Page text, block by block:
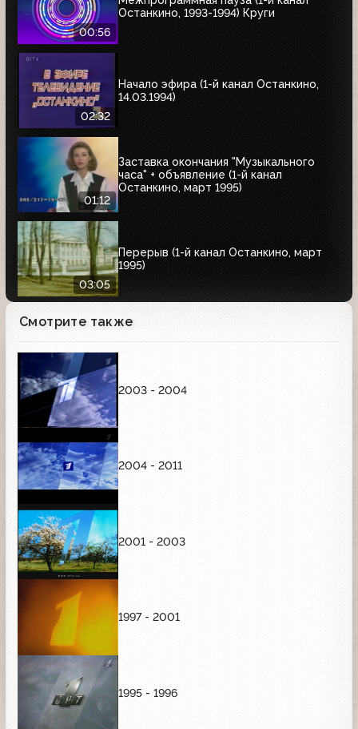
00:56
Останкино, 1993-1994) Круги
02:32
Начало эфира (1-й канал Останкино,
14.03.1994)
01:12
Заставка окончания "Музыкального
часа" + объявление (1-й канал
Останкино, март 1995)
03:05
Перерыв (1-й канал Останкино, март
1995)
Смотрите также
2003 - 2004
2004 - 2011
2001 - 2003
1997 - 2001
1995 - 1996